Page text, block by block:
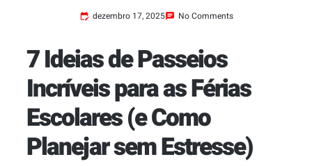
dezembro 17, 2025 No Comments
7 Ideias de Passeios
Incríveis para as Férias
Escolares (e Como
Planejar sem Estresse)